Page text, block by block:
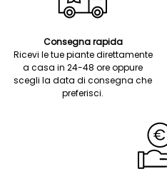
Consegna rapida
Ricevi le tue piante direttamente
a casa in 24-48 ore oppure
scegli la data di consegna che
preferisci.